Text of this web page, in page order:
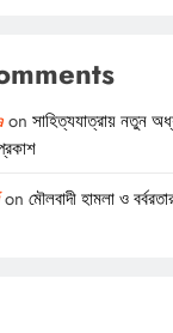
on সাহিত্যযাত্রায় নতুন
on মৌলবাদী হামলা ও